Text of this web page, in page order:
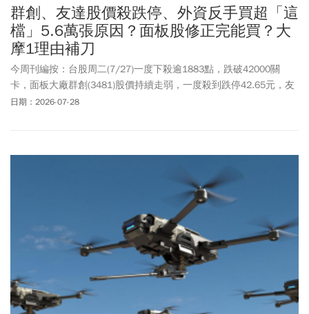
群創、友達股價殺跌停、外資反手買超「這
檔」5.6萬張原因？面板股修正完能買？大
摩1理由補刀
今周刊編按：台股周二(7/27)一度下殺逾1883點，跌破42000關
卡，面板大廠群創(3481)股價持續走弱，一度殺到跌停42.65元，友
達(2409)也觸碰21.55元亮燈。許多分析師認為，群創技術面已由多
在2028下半年或是2029年。 至於友達規劃將玻璃技術應用在低軌衛
星(LEO)天線模組及Micro LED光學模組，目前尚無明確量產時間表。
觀察群創、友達3大法人動態，在7/24聯手甩賣群創20781張後，
7/27則是反手買超58024張，以外資56496張手筆最大，而友達三
大法人周一則是賣超9095張，外資從連兩買轉賣7944張。
日期：2026-07-28